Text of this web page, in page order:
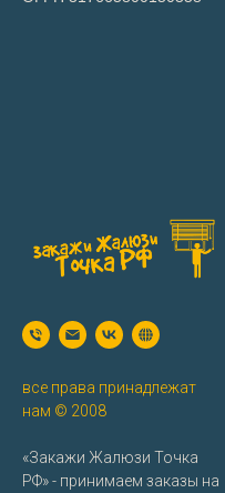
все права принадлежат
нам © 2008
«Закажи Жалюзи Точка
РФ» - принимаем заказы на